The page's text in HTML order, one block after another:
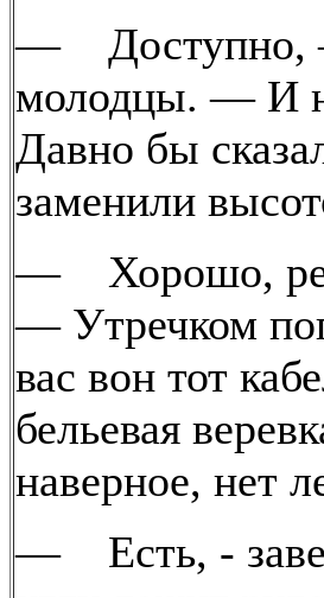
— Доступно,
молодцы. — И
Давно бы
заменили
— Хорошо,
— Утречком
вас вон тот
бельевая
наверное, нет
— Есть, -